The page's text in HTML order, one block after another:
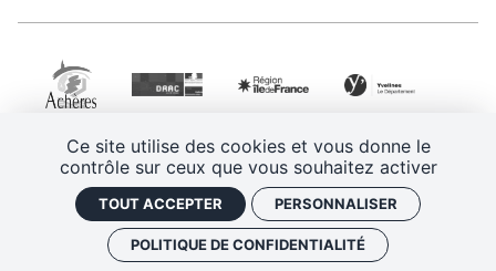
Ce site utilise des cookies et vous donne le
contrôle sur ceux que vous souhaitez activer
TOUT ACCEPTER PERSONNALISER
POLITIQUE DE CONFIDENTIALITÉ
SPECTACLE PRÉCÉDENTSPECTACLE SUIVANT